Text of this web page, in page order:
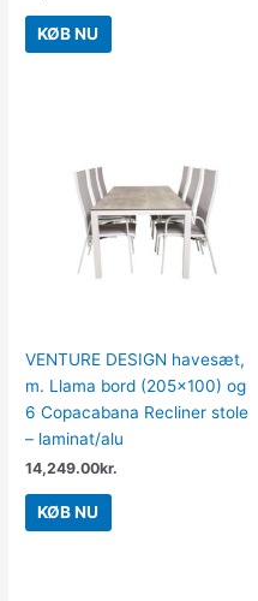
KØB NU
VENTURE DESIGN havesæt,
m. Llama bord (205×100) og
6 Copacabana Recliner stole
– laminat/alu
14,249.00kr.
KØB NU